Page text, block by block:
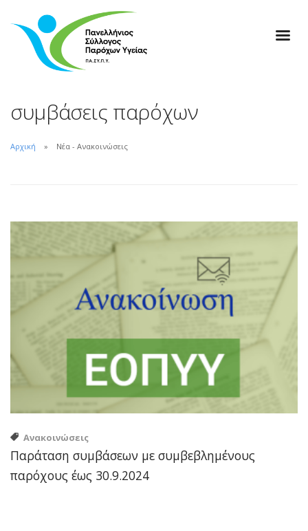
συμβάσεις παρόχων
Αρχική Νέα - Ανακοινώσεις
Ανακοινώσεις
Παράταση συμβάσεων με συμβεβλημένους
παρόχους έως 30.9.2024